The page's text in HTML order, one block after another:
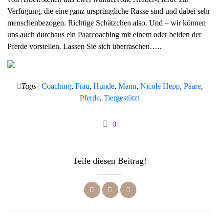
Verfügung, die eine ganz ursprüngliche Rasse sind und dabei sehr
menschenbezogen. Richtige Schätzchen also. Und – wir können
uns auch durchaus ein Paarcoaching mit einem oder beiden der
Pferde vorstellen. Lassen Sie sich überraschen…..
Tags| Coaching, Frau, Hunde, Mann, Nicole Hepp, Paare,
Pferde, Tiergestützt
0
Teile diesen Beitrag!